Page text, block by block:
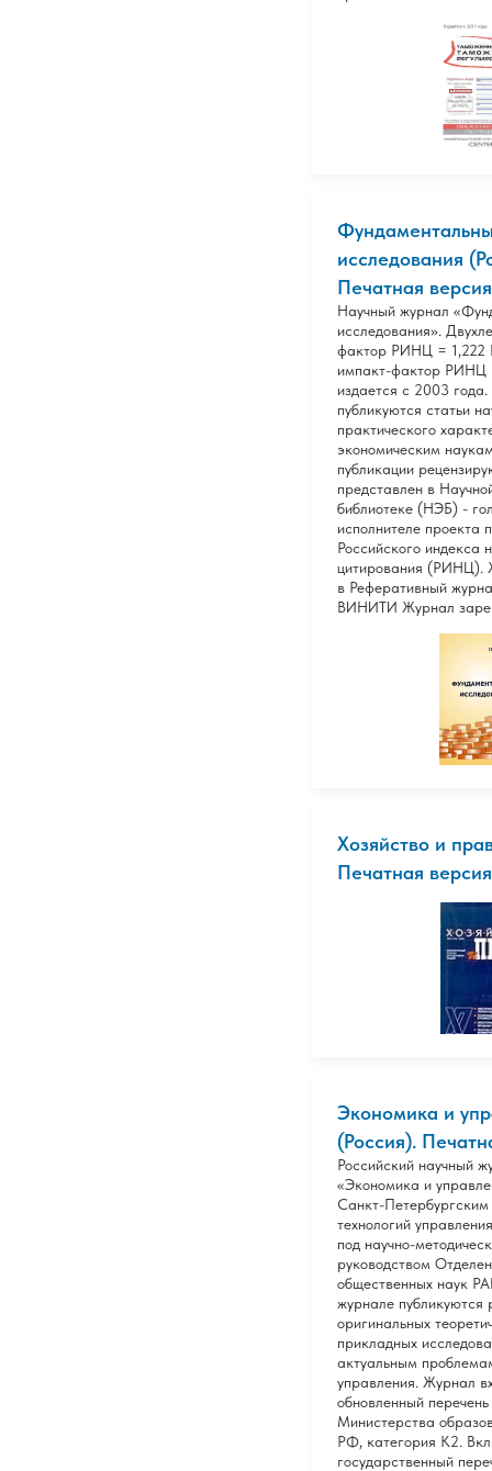
исследования
Печатная версия
Научный журнал
исследования».
фактор РИНЦ = 1,222
импакт-фактор РИНЦ
издается с 2003
публикуются статьи
практического
экономическим
публикации
представлен в
библиотеке (НЭБ) -
исполнителе проекта
Российского индекса
цитирования (РИНЦ).
в Реферативный
ВИНИТИ Журнал
Хозяйство и
Печатная версия
Экономика и
(Россия).
Российский научный
«Экономика и
Санкт-Петербургским
технологий
под научно-
руководством
общественных наук
журнале публикуются
оригинальных
прикладных
актуальным
управления. Журнал
обновленный
Министерства
РФ, категория К2.
государственный